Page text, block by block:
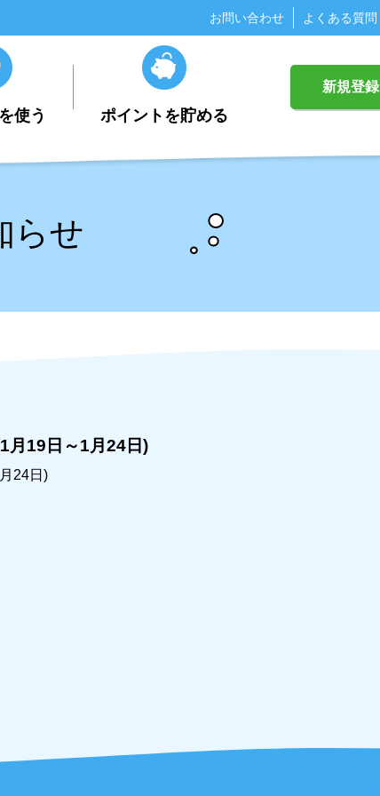
お問い合わせ よくある質問
使う ポイントを貯める
新規登録
らせ
月19日～1月24日)
24日)